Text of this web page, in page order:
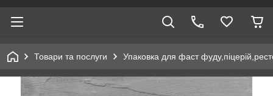
Товари та послуги Упаковка для фаст